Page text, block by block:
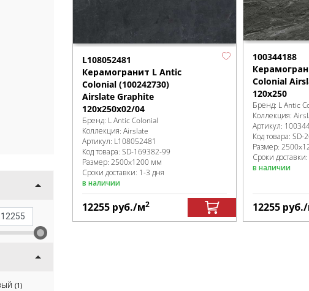
(1)
L108052481
Керамогранит L Antic
Colonial (100242730)
Airslate Graphite
120x250x02/04
Бренд: L Antic Colonial
Коллекция: Airslate
Артикул: L108052481
Код товара: SD-169382-99
Размер: 2500x1200 мм
Сроки доставки: 1-3 дня
в наличии
12255 руб./м2
100344188
Colonial
120x250
Бренд: L Antic
Коллекция:
Артикул:
Код товара:SD-
Размер:
Сроки
в наличии
12255 руб.